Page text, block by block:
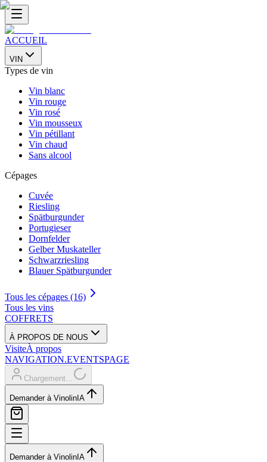
ACCUEIL
VIN
Types de vin
Vin blanc
Vin rouge
Vin rosé
Vin mousseux
Vin pétillant
Vin chaud
Sans alcool
Cépages
Cuvée
Riesling
Spätburgunder
Portugieser
Dornfelder
Gelber Muskateller
Schwarzriesling
Blauer Spätburgunder
Tous les cépages (16)
Tous les vins
COFFRETS
À PROPOS DE NOUS
VisiteÀ propos
NAVIGATION.EVENTSPAGE
Chargement...
Demander à Vinolin IA
Demander à Vinolin IA